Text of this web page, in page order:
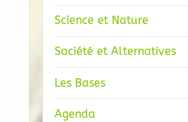
Science et Nature
Société et Alternatives
Les Bases
Agenda